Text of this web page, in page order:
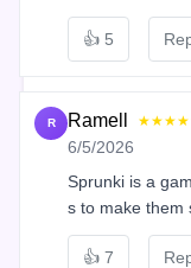
👍 5
R Ramell
6/5/2026
Sprunki is a
s to make them
👍 7